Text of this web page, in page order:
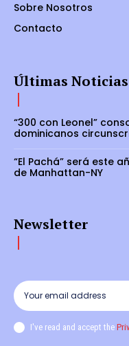
Sobre Nosotros
Contacto
Últimas Noticias
“300 con Leonel”
dominicanos
“El Pachá” será este
de Manhattan-NY
Newsletter
I've read and accept the